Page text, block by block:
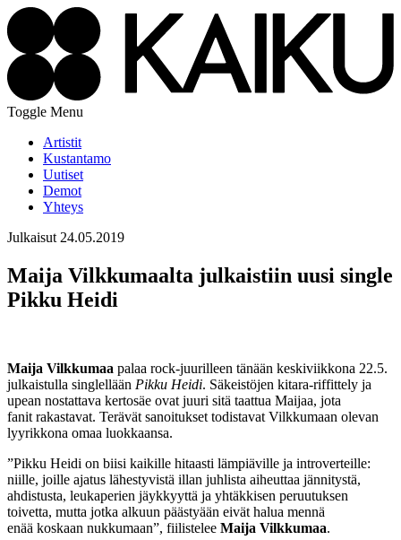
Toggle Menu
Artistit
Kustantamo
Uutiset
Demot
Yhteys
Julkaisut 24.05.2019
Maija Vilkkumaalta julkaistiin uusi single
Pikku Heidi
Maija Vilkkumaa palaa rock-juurilleen tänään keskiviikkona 22.5.
julkaistulla singlellään Pikku Heidi. Säkeistöjen kitara-riffittely ja
upean nostattava kertosäe ovat juuri sitä taattua Maijaa, jota
fanit rakastavat. Terävät sanoitukset todistavat Vilkkumaan olevan
lyyrikkona omaa luokkaansa.
”Pikku Heidi on biisi kaikille hitaasti lämpiäville ja introverteille:
niille, joille ajatus lähestyvistä illan juhlista aiheuttaa jännitystä,
ahdistusta, leukaperien jäykkyyttä ja yhtäkkisen peruutuksen
toivetta, mutta jotka alkuun päästyään eivät halua mennä
enää koskaan nukkumaan”, fiilistelee Maija Vilkkumaa.